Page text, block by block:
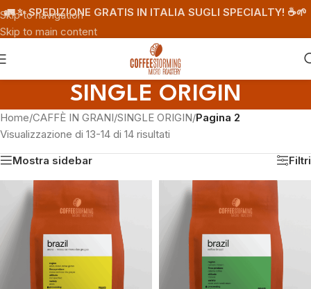
Skip to navigation
Skip to main content
🚛 ✨ SPEDIZIONE GRATIS IN ITALIA SUGLI SPECIALTY! ☕️🌱
SINGLE ORIGIN
Home/CAFFÈ IN GRANI/SINGLE ORIGIN/Pagina 2
Visualizzazione di 13-14 di 14 risultati
Mostra sidebar
Filtri